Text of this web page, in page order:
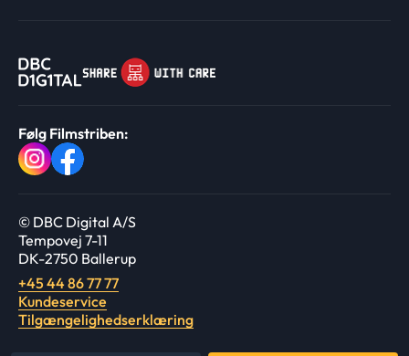
Følg Filmstriben:
© DBC Digital A/S
Tempovej 7-11
DK-2750 Ballerup
+45 44 86 77 77
Kundeservice
Tilgængelighedserklæring